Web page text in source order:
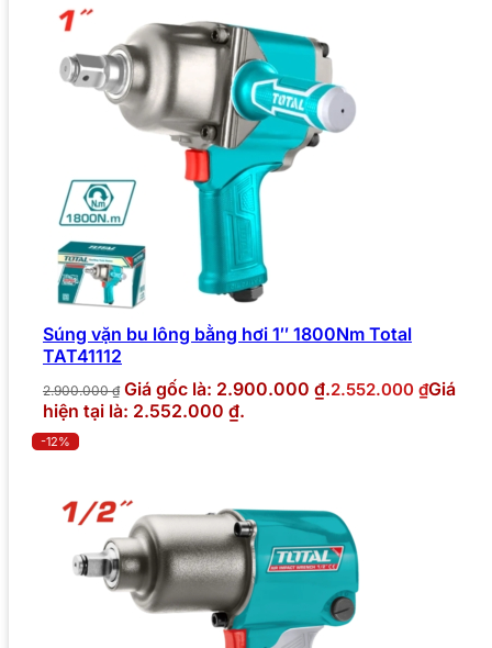
Súng vặn bu lông bằng hơi 1″ 1800Nm Total
TAT41112
2.900.000₫ Giá gốc là: 2.900.000 ₫.2.552.000 ₫Giá
hiện tại là: 2.552.000 ₫.
-12%